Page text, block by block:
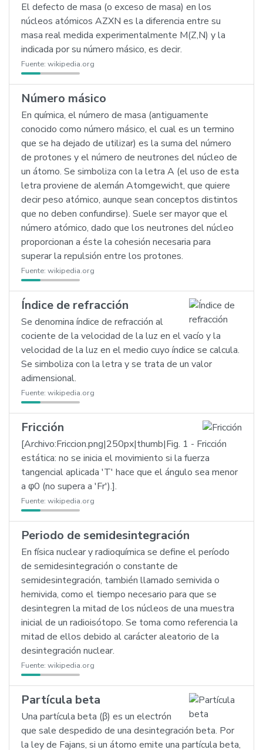
El defecto de masa (o exceso de masa) en los
núcleos atómicos AZXN es la diferencia entre su
masa real medida experimentalmente M(Z,N) y la
indicada por su número másico, es decir.
Fuente: wikipedia.org
Número másico
En química, el número de masa (antiguamente
conocido como número másico, el cual es un termino
que se ha dejado de utilizar) es la suma del número
de protones y el número de neutrones del núcleo de
un átomo. Se simboliza con la letra A (el uso de esta
letra proviene de alemán Atomgewicht, que quiere
decir peso atómico, aunque sean conceptos distintos
que no deben confundirse). Suele ser mayor que el
número atómico, dado que los neutrones del núcleo
proporcionan a éste la cohesión necesaria para
superar la repulsión entre los protones.
Fuente: wikipedia.org
Índice de refracción
Se denomina índice de refracción al
cociente de la velocidad de la luz en el vacío y la
velocidad de la luz en el medio cuyo índice se calcula.
Se simboliza con la letra y se trata de un valor
adimensional.
Fuente: wikipedia.org
Fricción
[Archivo:Friccion.png|250px|thumb|Fig. 1 - Fricción
estática: no se inicia el movimiento si la fuerza
tangencial aplicada 'T' hace que el ángulo sea menor
a φ0 (no supera a 'Fr').].
Fuente: wikipedia.org
Periodo de semidesintegración
En física nuclear y radioquímica se define el período
de semidesintegración o constante de
semidesintegración, también llamado semivida o
hemivida, como el tiempo necesario para que se
desintegren la mitad de los núcleos de una muestra
inicial de un radioisótopo. Se toma como referencia la
mitad de ellos debido al carácter aleatorio de la
desintegración nuclear.
Fuente: wikipedia.org
Partícula beta
Una partícula beta (β) es un electrón
que sale despedido de una desintegración beta. Por
la ley de Fajans, si un átomo emite una partícula beta,